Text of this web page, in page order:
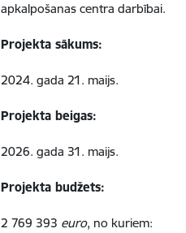
apkalpošanas centra darbībai.
Projekta sākums:
2024. gada 21. maijs.
Projekta beigas:
2026. gada 31. maijs.
Projekta budžets:
2 769 393 euro, no kuriem: